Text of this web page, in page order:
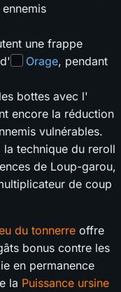
une frappe
Orage, pendant
bottes avec l'
encore la réduction
vulnérables.
la technique du reroll
de Loup-garou,
de coup
du tonnerre offre
bonus contre les
en permanence
la Puissance ursine